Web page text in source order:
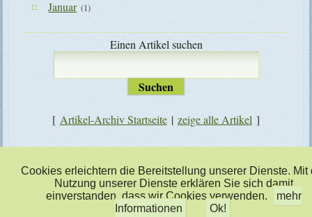
Januar (1)
Einen Artikel suchen
[ Artikel-Archiv Startseite | zeige alle Artikel ]
Cookies erleichtern die Bereitstellung unserer Dienste. Mit
Nutzung unserer Dienste erklären Sie sich damit
einverstanden, dass wir Cookies verwenden.
mehr
Informationen
Ok!